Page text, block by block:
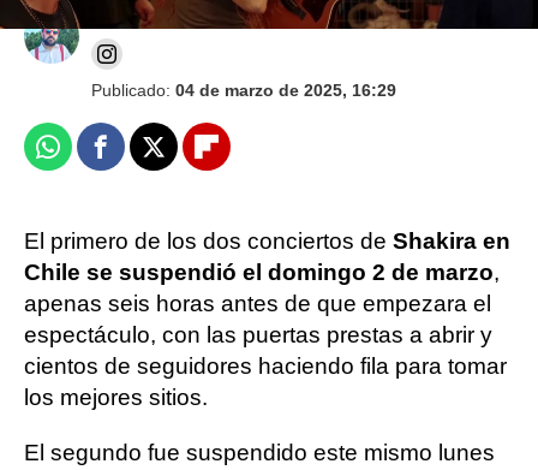
Juan Ceñal
Publicado: 04 de marzo de 2025, 16:29
WhatsappFacebook
X Flipboard
El primero de los dos conciertos de Shakira en
Chile se suspendió el domingo 2 de marzo,
apenas seis horas antes de que empezara el
espectáculo, con las puertas prestas a abrir y
cientos de seguidores haciendo fila para tomar
los mejores sitios.
El segundo fue suspendido este mismo lunes